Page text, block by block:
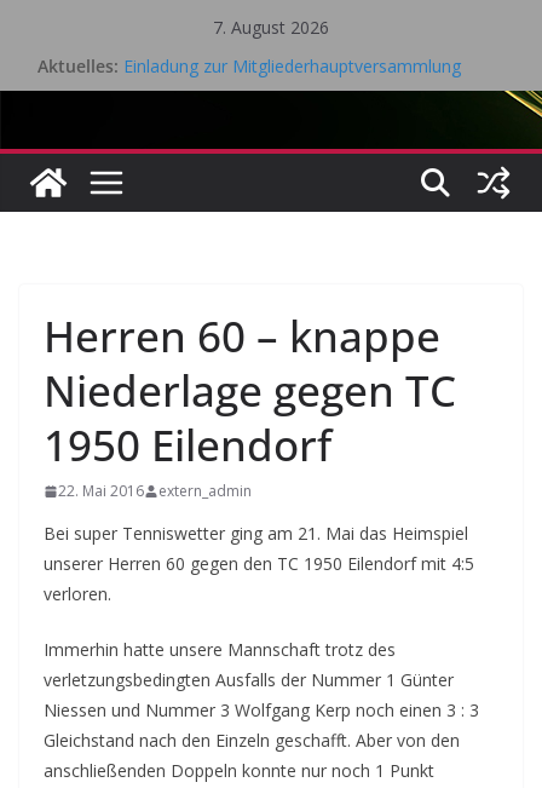
7. August 2026
Aktuelles: Einladung zur Mitgliederhauptversammlung
Eifel Cup – LK Turnier
Gesamtvorstandssitzung – 21. April 2026
Herren 60 – knappe
Niederlage gegen TC
1950 Eilendorf
22. Mai 2016 extern_admin
Bei super Tenniswetter ging am 21. Mai das Heimspiel
unserer Herren 60 gegen den TC 1950 Eilendorf mit 4:5
verloren.
Immerhin hatte unsere Mannschaft trotz des
verletzungsbedingten Ausfalls der Nummer 1 Günter
Niessen und Nummer 3 Wolfgang Kerp noch einen 3 : 3
Gleichstand nach den Einzeln geschafft. Aber von den
anschließenden Doppeln konnte nur noch 1 Punkt